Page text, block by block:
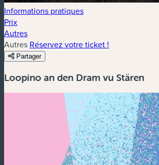
Informations pratiques
Prix
Autres
Autres Réservez votre ticket !
Partager
Loopino an den Dram vu Stären